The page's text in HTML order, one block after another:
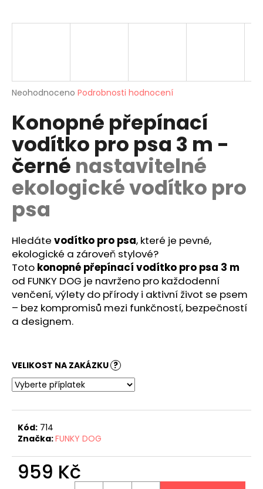
Průměrné
produktu
je
z
5
hvězdiček.
Neohodnoceno Podrobnosti hodnocení
Konopné přepínací
vodítko pro psa 3 m -
černé nastavitelné
ekologické vodítko pro
psa
Hledáte vodítko pro psa, které je pevné,
ekologické a zároveň stylové?
Toto konopné přepínací vodítko pro psa 3 m
od FUNKY DOG je navrženo pro každodenní
venčení, výlety do přírody i aktivní život se psem
– bez kompromisů mezi funkčností, bezpečností
a designem.
VELIKOST NA ZAKÁZKU ?
Kód: 714
Značka:FUNKY DOG
959 Kč
j
?
HLEDAT
D
o
p
o
r
u
č
u
j
e
m
e